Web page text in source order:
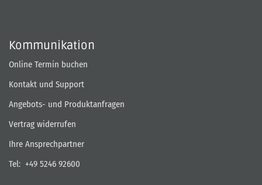
Kommunikation
Online Termin buchen
Kontakt und Support
Angebots- und Produktanfragen
Vertrag widerrufen
Ihre Ansprechpartner
Tel: +49 5246 92600